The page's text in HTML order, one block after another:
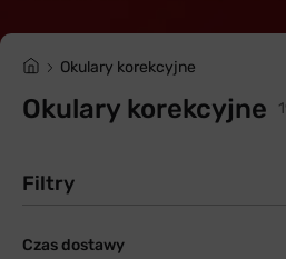
Okulary korekcyjne
Okulary korekcyjne
Filtry
Czas dostawy